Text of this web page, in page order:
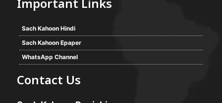
Important Links
Sach Kahoon Hindi
Sach Kahoon Epaper
WhatsApp Channel
Contact Us